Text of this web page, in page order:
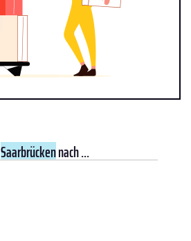
Saarbrückennach ...